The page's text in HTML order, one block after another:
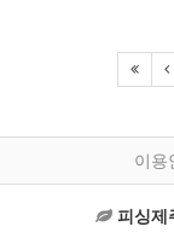
이용
피싱제